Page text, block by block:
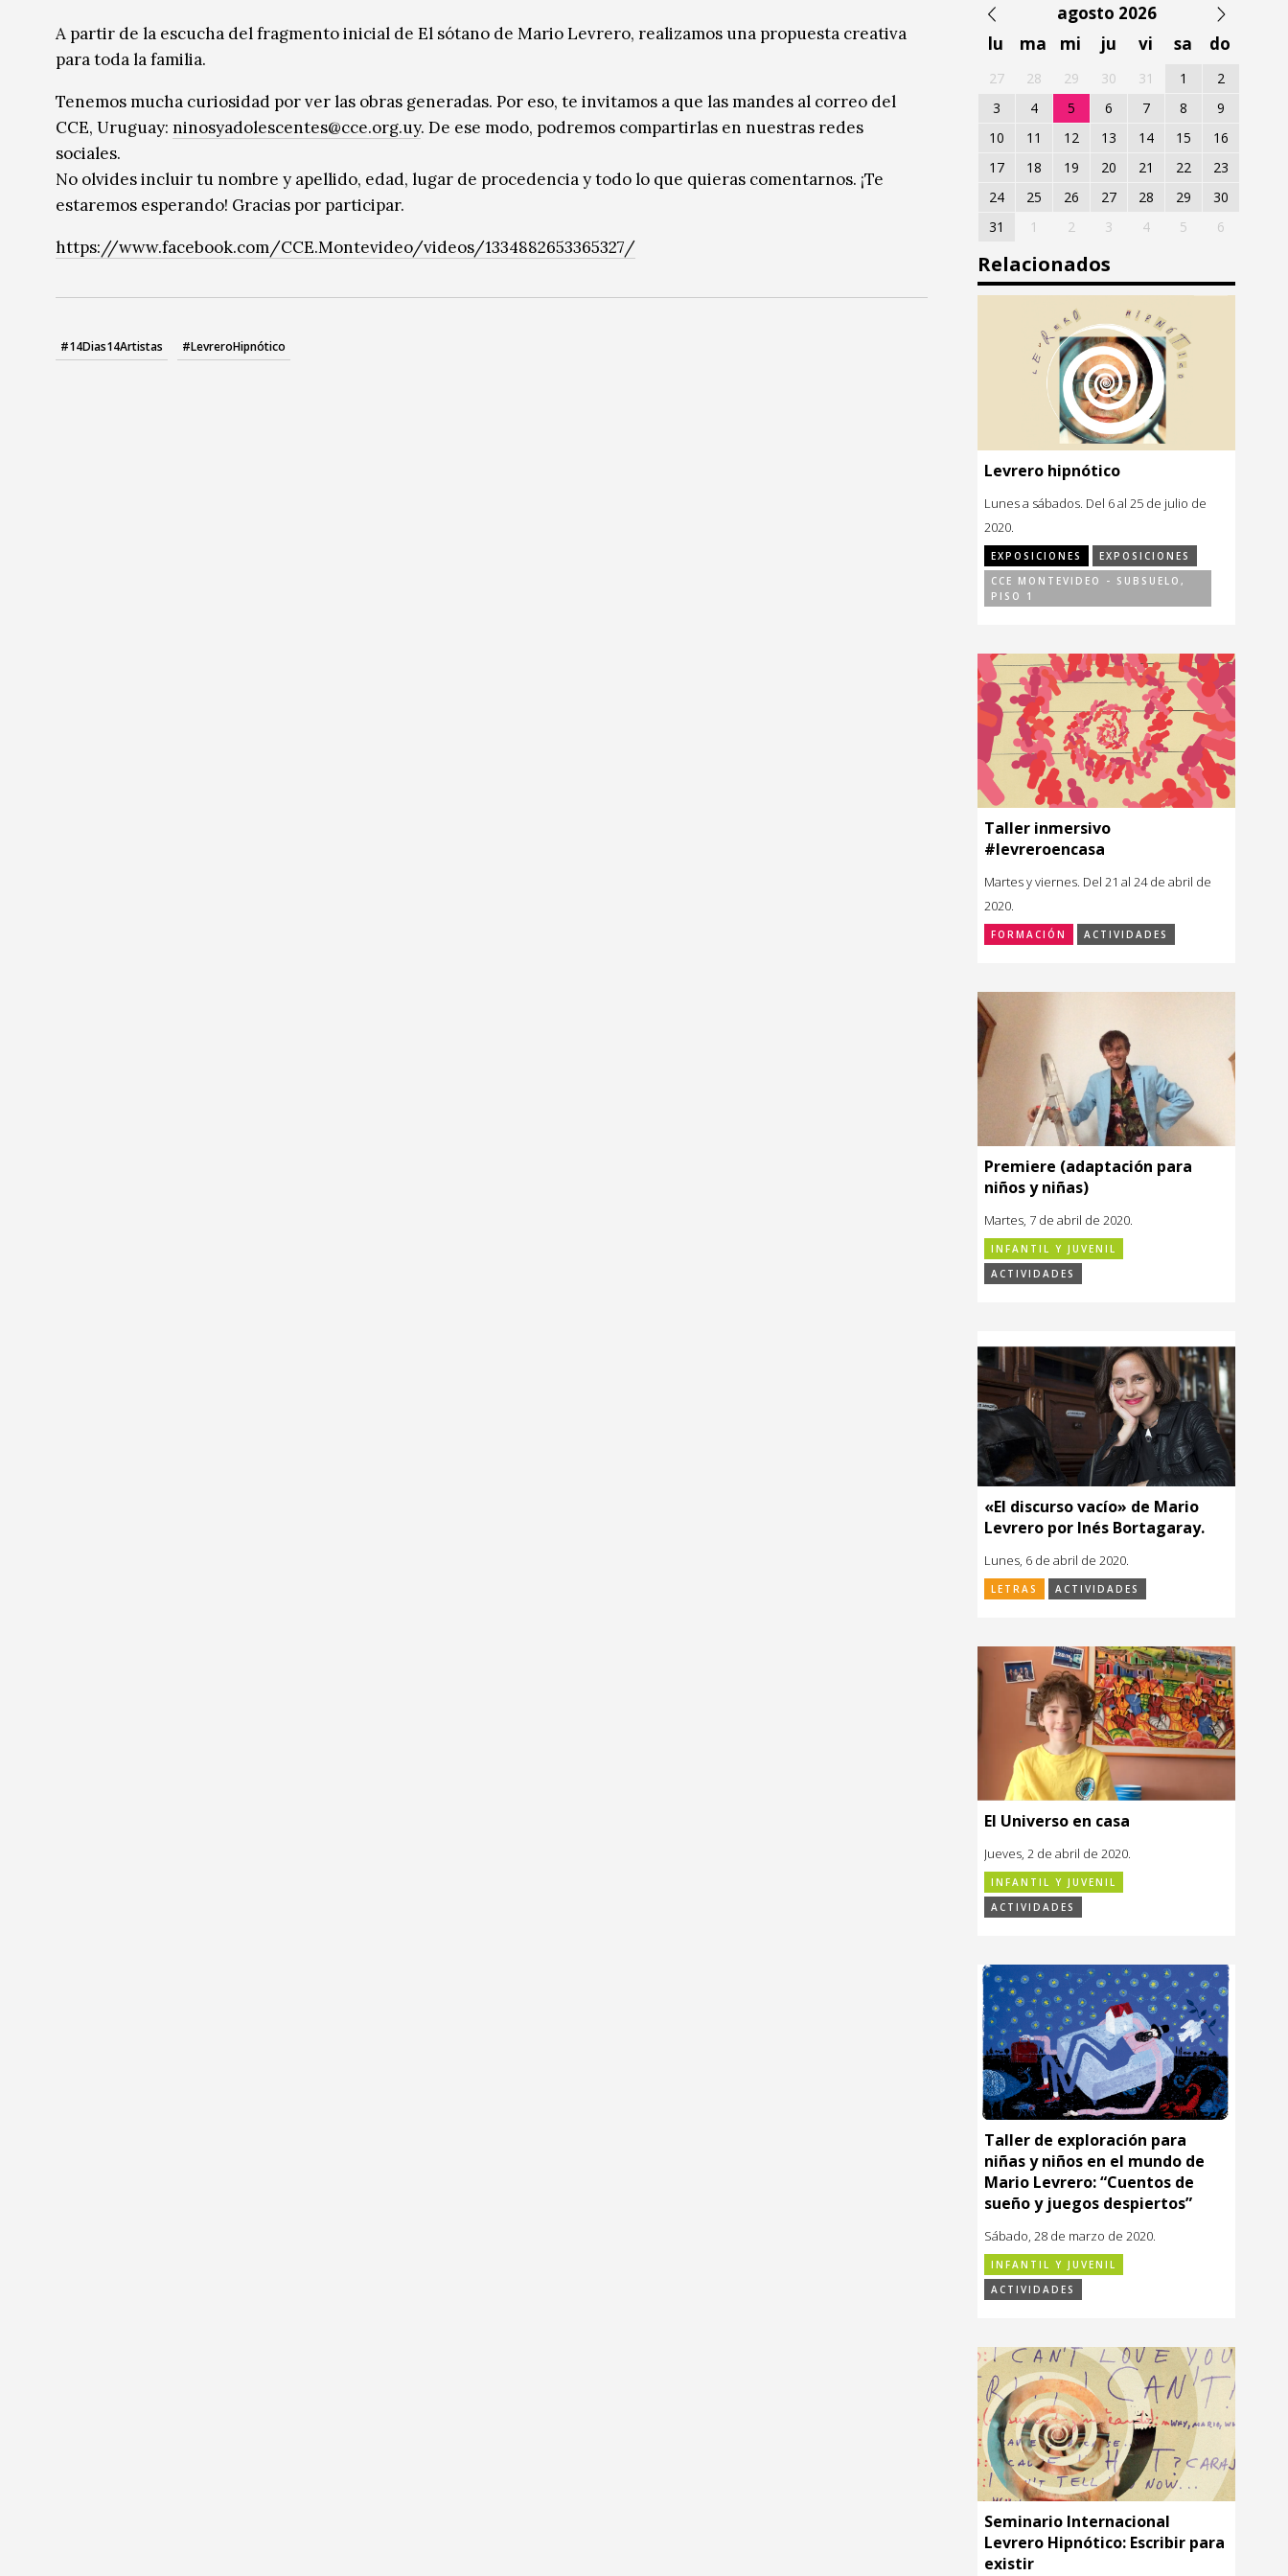
Música
Música
Sin categoríaSin categoría
A partir de la escucha del fragmento inicial de El sótano de Mario Levrero, realizamos una propuesta creativa
para toda la familia.
Tenemos mucha curiosidad por ver las obras generadas. Por eso, te invitamos a que las mandes al correo del
CCE, Uruguay: ninosyadolescentes@cce.org.uy. De ese modo, podremos compartirlas en nuestras redes
sociales.
No olvides incluir tu nombre y apellido, edad, lugar de procedencia y todo lo que quieras comentarnos. ¡Te
estaremos esperando! Gracias por participar.
https://www.facebook.com/CCE.Montevideo/videos/1334882653365327/
#14Dias14Artistas #LevreroHipnótico
agosto 2026
lu
ma mi ju vi sa do
27 28 29 30 31 1
2
3
4 5 6 7 8
9
10
11 12 13 14 15
16
17
18 19 20 21 22
23
24
25 26 27 28 29
30
31
1 2 3 4 5 6
Relacionados
Levrero hipnótico
Lunes a sábados. Del 6 al 25 de julio de
2020.
EXPOSICIONES
EXPOSICIONES
CCE MONTEVIDEO - SUBSUELO,
PISO 1
Taller inmersivo
#levreroencasa
Martes y viernes. Del 21 al 24 de abril de
2020.
FORMACIÓN ACTIVIDADES
Premiere (adaptación para
niños y niñas)
Martes, 7 de abril de 2020.
INFANTIL Y JUVENIL
ACTIVIDADES
«El discurso vacío» de Mario
Levrero por Inés Bortagaray.
Lunes, 6 de abril de 2020.
LETRAS ACTIVIDADES
El Universo en casa
Jueves, 2 de abril de 2020.
INFANTIL Y JUVENIL
ACTIVIDADES
Taller de exploración para
niñas y niños en el mundo de
Mario Levrero: “Cuentos de
sueño y juegos despiertos”
Sábado, 28 de marzo de 2020.
INFANTIL Y JUVENIL
ACTIVIDADES
Seminario Internacional
Levrero Hipnótico: Escribir para
existir